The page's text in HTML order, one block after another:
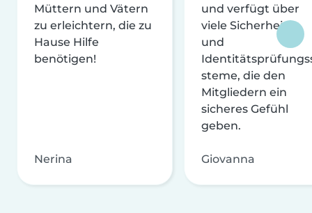
Müttern und Vätern
zu erleichtern, die zu
Hause Hilfe
benötigen!
Nerina
und verfügt über
viele Sicherheits-
und
steme, die den
Mitgliedern ein
sicheres Gefühl
geben.
Giovanna